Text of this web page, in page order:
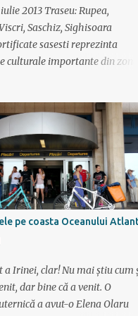
"10 km" si "alergare
ce timp ai scos la o
2 ani, insa nu iti aduci aminte
aniversarea unui amic ai citit
decat bijuteriile pe care le
2013 Traseu: Rupea,
Saschiz, Sighisoara
sasesti reprezinta
culturale importante din zona
incepand cu secolul al XI
pentru a ocupa aceste
sat, satuc si orasel din
exista o Biserica fortificata,
rol: atat lacas de cult, cat si
aparare impotriva
invadau des aceste tinuturi.
groase si turnurile de
ne dovedesc aceste lucruri.
piese arhitectonice de
unele dintre ele au fost
sunt intr-o stare mai
pe coasta Oceanului
a Irinei, clar! Nu mai știu cum
dar bine că a venit. O
a avut-o Elena Olaru